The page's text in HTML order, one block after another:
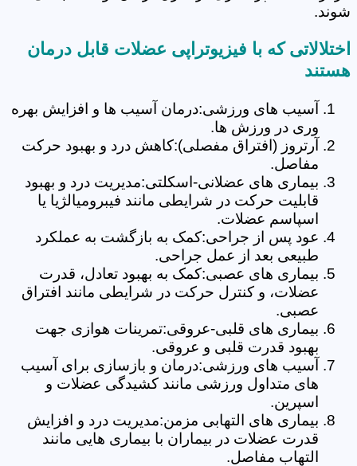
شوند.
اختلالاتی که با فیزیوتراپی عضلات قابل درمان
هستند
آسیب های ورزشی:درمان آسیب ها و افزایش بهره
وری در ورزش ها.
آرتروز (افتراق مفصلی):کاهش درد و بهبود حرکت
مفاصل.
بیماری های عضلانی-اسکلتی:مدیریت درد و بهبود
قابلیت حرکت در شرایطی مانند فیبرومیالژیا یا
اسپاسم عضلات.
عود پس از جراحی:کمک به بازگشت به عملکرد
طبیعی بعد از عمل جراحی.
بیماری های عصبی:کمک به بهبود تعادل، قدرت
عضلات، و کنترل حرکت در شرایطی مانند افتراق
عصبی.
بیماری های قلبی-عروقی:تمرینات هوازی جهت
بهبود قدرت قلبی و عروقی.
آسیب های ورزشی:درمان و بازسازی برای آسیب
های متداول ورزشی مانند کشیدگی عضلات و
اسپرین.
بیماری های التهابی مزمن:مدیریت درد و افزایش
قدرت عضلات در بیماران با بیماری هایی مانند
التهاب مفاصل.